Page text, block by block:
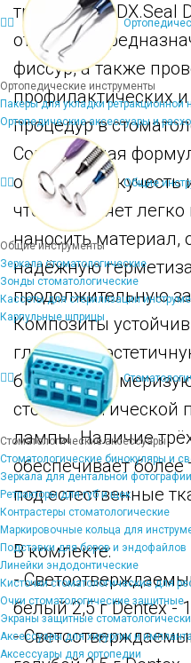
Ортопедические инструменты
Пакеры для укладки ретракционной
Ортопедические аксессуары и
Общие
Общие инструменты
Зеркала стоматологические
Зонды стоматологические
Кассеты для стерилизации
Карпульные шприцы
Стоматологические аксессуары
Стоматологические бинокуляры и
Зеркала для дентальной фотографии
Ретракторы для губ и щек
Контрастеры стоматологические
Маркировочные кольца для
Подставки для боров и эндофайлов
Линейки эндодонтические
Кисточки стоматологические для
Очки стоматологические защитные
Экраны защитные
Аксессуары для хирургии и
Аксессуары для ортопедии
трех цветов DX.Seal
оттенка и
фиссур, а также
профилактических
процедур в
Современная
отличную
что позволяет
наносить материал,
надёжную
продолжительную
Композиты
гладкую и
быстро
стоматологической
лампы. Наличие
обеспечивает
под естественные
В комлекте:
-
белый 2,5 г Dentex -
-